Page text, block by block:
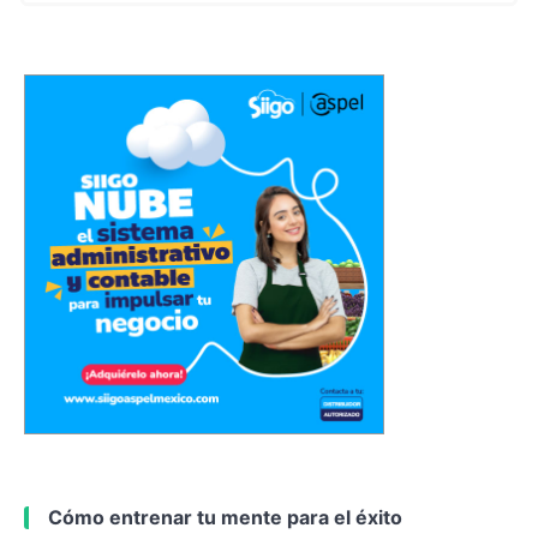
Cómo entrenar tu mente para el éxito